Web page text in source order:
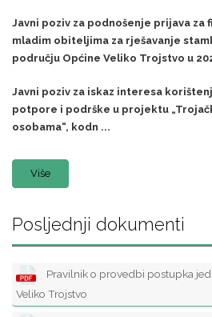
Javni poziv za podnošenje prijava za
mladim obiteljima za rješavanje
području Općine Veliko Trojstvo u
Javni poziv za iskaz interesa
potpore i podrške u projektu
osobama“, kodn ...
Više
Posljednji dokumenti
Pravilnik o provedbi postupka
Veliko Trojstvo